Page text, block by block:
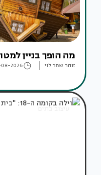
מה הופך בניין
זוהר שחר לוי 2026
עיצוב בתים